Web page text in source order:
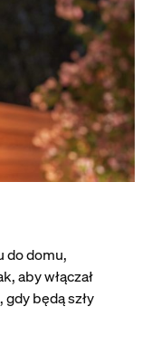
do domu,
aby włączał
będą szły